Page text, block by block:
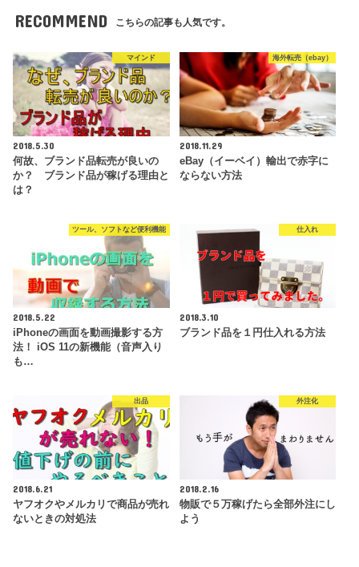
RECOMMEND こちらの記事も人気です。
マインド
2018.5.30
何故、ブランド品転売が良いの
か？ ブランド品が稼げる理由と
は？
海外転売（ebay）
2018.11.29
eBay（イーベイ）輸出で赤字に
ならない方法
ツール、ソフトなど便利機能
2018.5.22
iPhoneの画面を動画撮影する方
法！ iOS 11の新機能（音声入り
も…
仕入れ
2018.3.10
ブランド品を１円仕入れる方法
出品
2018.6.21
ヤフオクやメルカリで商品が売れ
ないときの対処法
外注化
2018.2.16
物販で５万稼げたら全部外注にし
よう